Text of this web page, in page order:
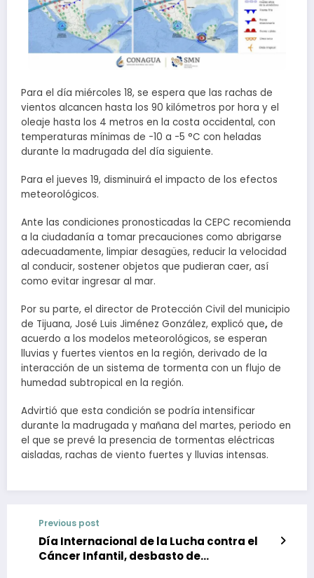
Para el día miércoles 18, se espera que las rachas de
vientos alcancen hasta los 90 kilómetros por hora y el
oleaje hasta los 4 metros en la costa occidental, con
temperaturas mínimas de -10 a -5 °C con heladas
durante la madrugada del día siguiente.
Para el jueves 19, disminuirá el impacto de los efectos
meteorológicos.
Ante las condiciones pronosticadas la CEPC recomienda
a la ciudadanía a tomar precauciones como abrigarse
adecuadamente, limpiar desagües, reducir la velocidad
al conducir, sostener objetos que pudieran caer, así
como evitar ingresar al mar.
Por su parte, el director de Protección Civil del municipio
de Tijuana, José Luis Jiménez González, explicó que, de
acuerdo a los modelos meteorológicos, se esperan
lluvias y fuertes vientos en la región, derivado de la
interacción de un sistema de tormenta con un flujo de
humedad subtropical en la región.
Advirtió que esta condición se podría intensificar
durante la madrugada y mañana del martes, periodo en
el que se prevé la presencia de tormentas eléctricas
aisladas, rachas de viento fuertes y lluvias intensas.
Previous post
Día Internacional de la Lucha contra el
Cáncer Infantil, desbasto de